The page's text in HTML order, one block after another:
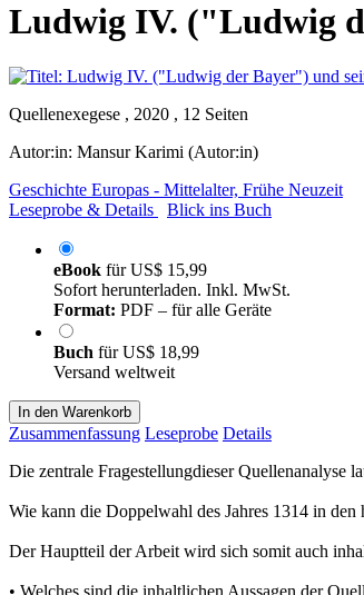
Ludwig IV. ("Ludwig
Quellenexegese , 2020 , 12 Seiten
Autor:in: Mansur Karimi (Autor:in)
Geschichte Europas - Mittelalter, Frühe Neuzeit
Leseprobe & Details
Blick ins Buch
eBook fürUS$ 15,99
Sofort herunterladen. Inkl. MwSt.
Format: PDF – für alle Geräte
Buch fürUS$ 18,99
Versand weltweit
In den Warenkorb
Zusammenfassung Leseprobe Details
Die zentrale Fragestellungdieser Quellenanalyse
Wie kann die Doppelwahl des Jahres 1314 in
Der Hauptteil der Arbeit wird sich somit auch
• Welches sind die inhaltlichen Aussagen der